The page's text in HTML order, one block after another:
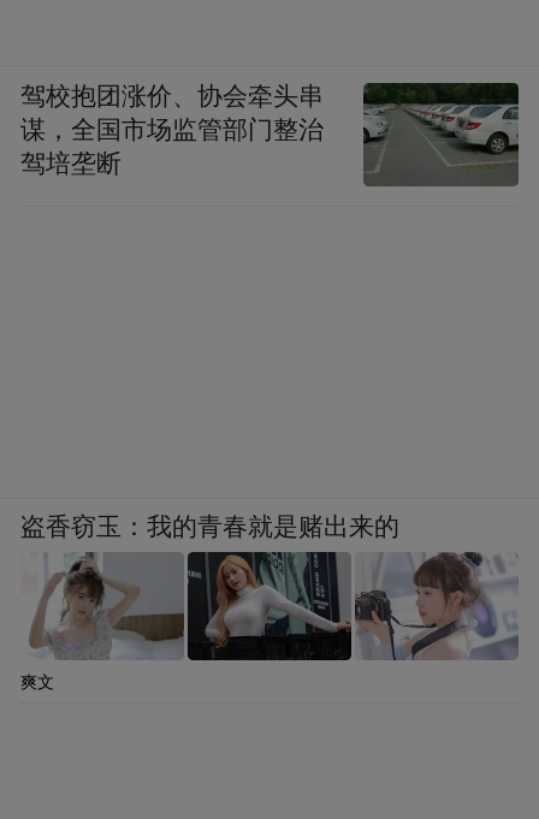
驾校抱团涨价、协会牵头串
谋，全国市场监管部门整治
驾培垄断
盗香窃玉：我的青春就是赌出来的
爽文